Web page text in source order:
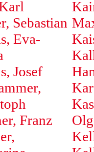
Sebastian
Eva-
Josef
Franz